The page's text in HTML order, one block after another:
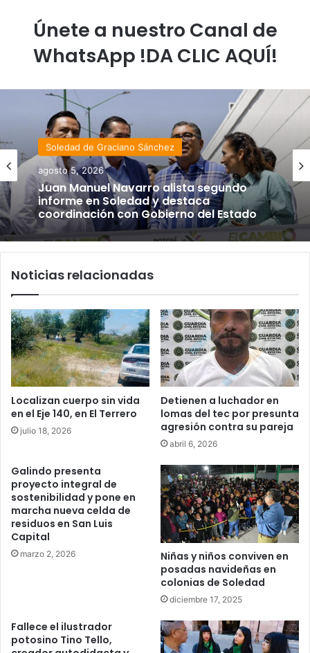
Únete a nuestro Canal de
WhatsApp !DA CLIC AQUÍ!
Soledad de Graciano Sánchez
agosto 5, 2026
Juan Manuel Navarro alista segundo
informe en Soledad y destaca
coordinación con Gobierno del Estado
Noticias relacionadas
Localizan cuerpo sin vida
en el Eje 140, en El Terrero
julio 18, 2026
Detienen a luchador en
lomas del tec por presunta
agresión contra su pareja
abril 6, 2026
Galindo presenta
proyecto integral de
sostenibilidad y pone en
marcha nueva celda de
residuos en San Luis
Capital
marzo 2, 2026
Niñas y niños conviven en
posadas navideñas en
colonias de Soledad
diciembre 17, 2025
Fallece el ilustrador
potosino Tino Tello,